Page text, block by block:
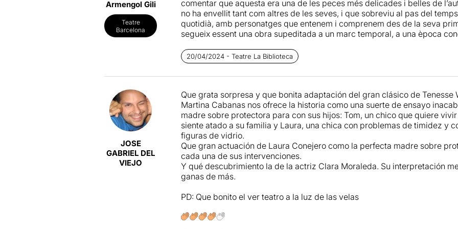
Laura Conejero, com la mare lluitadora,omple tot l’escenariamb la seva
manera,Roger Torns encaixa a la perfeccióamb el paper de narrador i
cada cop que és necessari.
És unaproposta interessant i entretinguda
no queda clar si aquesta versió “d’assaig” acaba de funcionar. Una eina
manera rodona.
Armengol Gili
Teatre
Barcelona
comentar que aquesta era una de les peces més delicades i belles de
no ha envellit tant com altres de les seves, i que sobreviu al pas del
quotidià, amb personatges que entenem i comprenem des de la seva
segueix essent una obra supeditada a un marc temporal, a una època
espectadors, però si et deixes emportar pel que senten els personatges
No sé si per aquesta tossuderia de voler acostar sempre els clàssics al
escalfen i recol·loquen part del mobiliari, que no són més que peces
arribar a ser una escenografia completa. Apareixen després els actors
es va deixar el dia anterior, fan preguntes sobre l’assaig –suposem que
continuació, es preparen... i finalment comencen. Aquesta idea, que en
sobreTennessee Williams
inexplorat fins ara en les representacions d’El zoo de vidre. Però no... no
la funció la idea s’oblida, i exceptuant la recol·locació manual d’algun
habituals. No sabem si hauria estat millor o pitjor explorar el tema de
perquè d’un inici que promet el que després no serà...
Centrant-nos ja en la funció en si, cal dir que Cabanes posa tot el valor
escenes a la llum de les espelmes i tot el que té a veure amb les fràgils i
20/04/2024 - Teatre La Biblioteca
JOSE
GABRIEL DEL
VIEJO
Que grata sorpresa y que bonita adaptación del gran clásico de Tenesse
Martina Cabanas nos ofrece la historia como una suerte de ensayo
madre sobre protectora para con sus hijos: Tom, un chico que quiere
siente atado a su familia y Laura, una chica con problemas de timidez y
figuras de vidrio.
Que gran actuación de Laura Conejero como la perfecta madre sobre
cada una de sus intervenciones.
Y qué descubrimiento la de la actriz Clara Moraleda. Su interpretación
ganas de más.
PD: Que bonito el ver teatro a la luz de las velas